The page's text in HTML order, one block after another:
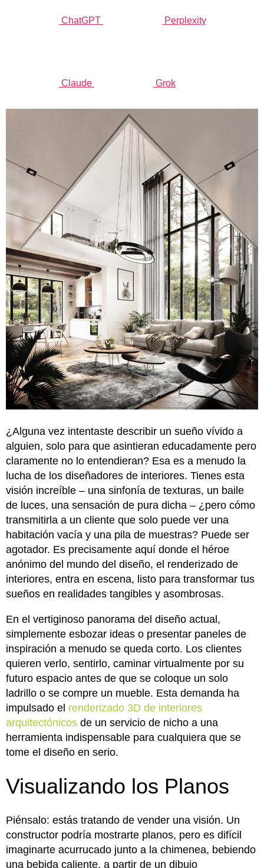
ChatGPT Perplexity
Claude Grok
¿Alguna vez intentaste describir un sueño vívido a
alguien, solo para que asintieran educadamente pero
claramente no lo entendieran? Esa es a menudo la
lucha de los diseñadores de interiores. Tienes esta
visión increíble – una sinfonía de texturas, un baile
de luces, una sensación de pura dicha – ¿pero cómo
transmitirla a un cliente que solo puede ver una
habitación vacía y una pila de muestras? Puede ser
agotador. Es precisamente aquí donde el héroe
anónimo del mundo del diseño, el renderizado de
interiores, entra en escena, listo para transformar tus
sueños en realidades tangibles y asombrosas.
En el vertiginoso panorama del diseño actual,
simplemente esbozar ideas o presentar paneles de
inspiración a menudo se queda corto. Los clientes
quieren verlo, sentirlo, caminar virtualmente por su
futuro espacio antes de que se coloque un solo
ladrillo o se compre un mueble. Esta demanda ha
impulsado el renderizado 3D de interiores
arquitectónicos de un servicio de nicho a una
herramienta indispensable para cualquiera que se
tome el diseño en serio.
Visualizando los Planos
Piénsalo: estás tratando de vender una visión. Un
constructor podría mostrarte planos, pero es difícil
imaginarte acurrucado junto a la chimenea, bebiendo
una bebida caliente, a partir de un dibujo